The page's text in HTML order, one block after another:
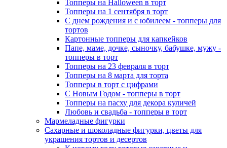
Топперы на Halloween в торт
Топперы на 1 сентября в торт
С днем рождения и с юбилеем - топперы для
тортов
Картонные топперы для капкейков
Папе, маме, дочке, сыночку, бабушке, мужу -
топперы в торт
Топперы на 23 февраля в торт
Топперы на 8 марта для торта
Топперы в торт с цифрами
С Новым Годом - топперы в торт
Топперы на пасху для декора куличей
Любовь и свадьба - топперы в торт
Мармеладные фигурки
Сахарные и шоколадные фигурки, цветы для
украшения тортов и десертов